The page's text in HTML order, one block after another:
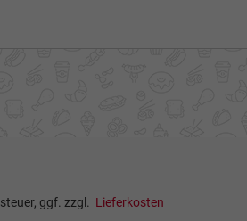
ggf. zzgl. Lieferkosten